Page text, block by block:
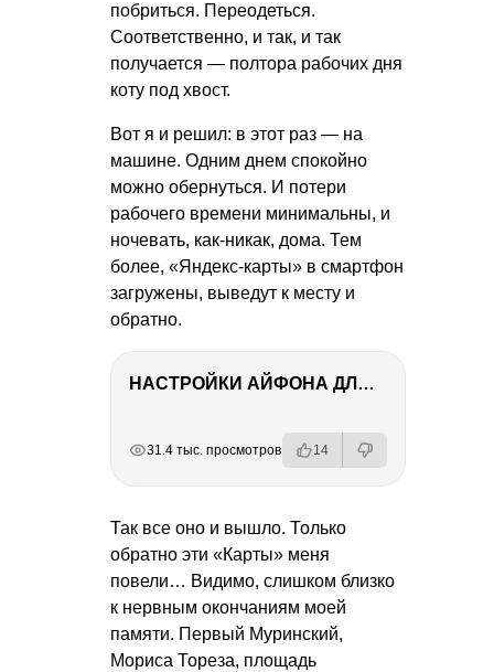
побриться. Переодеться.
Соответственно, и так, и так
получается — полтора рабочих дня
коту под хвост.
Вот я и решил: в этот раз — на
машине. Одним днем спокойно
можно обернуться. И потери
рабочего времени минимальны, и
ночевать, как-никак, дома. Тем
более, «Яндекс-карты» в смартфон
загружены, выведут к месту и
обратно.
НАСТРОЙКИ АЙФОНА ДЛЯ ФОТО И ВИДЕО
31.4 тыс. просмотров 14
Так все оно и вышло. Только
обратно эти «Карты» меня
повели… Видимо, слишком близко
к нервным окончаниям моей
памяти. Первый Муринский,
Мориса Тореза, площадь